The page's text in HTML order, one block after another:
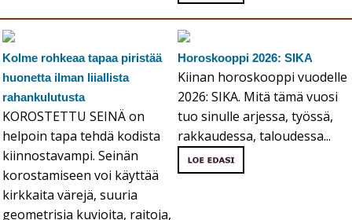
Kolme rohkeaa tapaa piristää
huonetta ilman liiallista
rahankulutusta
KOROSTETTU SEINÄ on
helpoin tapa tehdä kodista
kiinnostavampi. Seinän
korostamiseen voi käyttää
kirkkaita värejä, suuria
geometrisia kuvioita, raitoja,
Horoskooppi 2026: SIKA
Kiinan horoskooppi vuodelle
2026: SIKA. Mitä tämä vuosi
tuo sinulle arjessa, työssä,
rakkaudessa, taloudessa...